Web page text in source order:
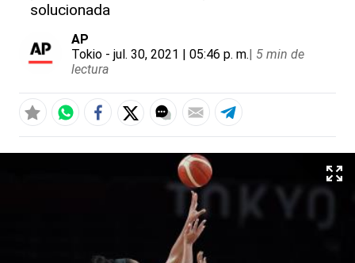
solucionada
AP
Tokio - jul. 30, 2021 | 05:46 p. m.| 5 min de
lectura